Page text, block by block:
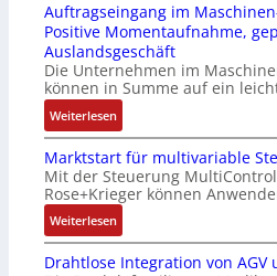
s
t
s
i
c
h
f
l
e
x
i
b
e
r
i
n
g
e
n
4
G
u
n
d
5
G
3
-
Z
e
r
t
i
f
i
z
i
e
u
c
k
a
u
s
g
l
e
i
c
h
Auftragseingang im
Positive Momentaufnahme,
Auslandsgeschäft
Die Unternehmen im
können in Summe auf ein
Weiterlesen:
A
u
f
t
r
a
g
Marktstart für multivariable
Mit der Steuerung
Rose+Krieger können
Weiterlesen:
M
a
Drahtlose Integration von AGV